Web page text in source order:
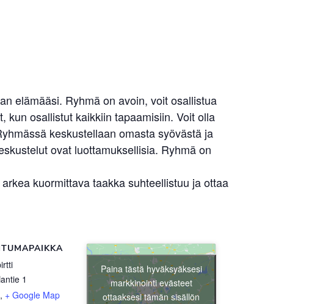
elämääsi. Ryhmä on avoin, voit osallistua
kun osallistut kaikkiin tapaamisiin. Voit olla
keskustellaan omasta syövästä ja
ovat luottamuksellisia. Ryhmä on
kuormittava taakka suhteellistuu ja ottaa
1
, + Google Map
Paina tästä hyväksyäksesi
markkinointi evästeet
ottaaksesi tämän sisällön